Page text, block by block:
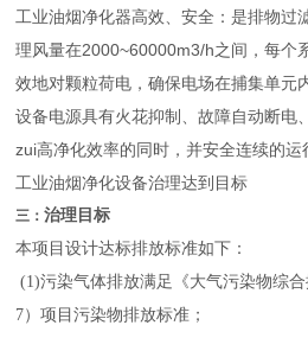
工业油烟净化器高效、安全：是排物过
理风量在2000~60000m3/h之间，每个
效地对颗粒荷电，确保电场在捕集单元
设备电源具有火花抑制、故障自动断电
zui高净化效率的同时，并安全连续的运
工业油烟净化设备治理达到目标
三：治理目标
本项目设计达标排放标准如下：
(1)污染气体排放满足《大气污染物综
7）项目污染物排放标准 ；